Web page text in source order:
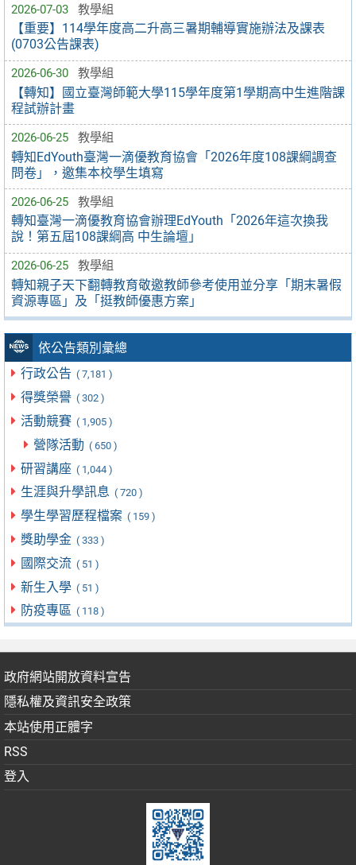
2026-07-03 教學組
【重要】114學年度高二升高三暑期輔導實施辦法及課表
(0703公告課表)
2026-06-30 教學組
【轉知】國立臺灣師範大學115學年度第1學期高中生進階課
程試辦計畫
2026-06-25 教學組
轉知EdYouth臺灣一滴優教育協會「2026年度108課綱調查
問卷」，邀集本校學生填寫
2026-06-25 教學組
轉知臺灣一滴優教育協會辦理EdYouth「2026年這次換我
說！第五屆108課綱高 中生論壇」
2026-06-25 教學組
轉知親子天下翻轉教育敬邀教師參考使用並分享「期末暑假
資源專區」及「挺教師優惠方案」
依公告類別彙總
行政公告 ( 7,181 )
得獎榮譽 ( 302 )
活動競賽 ( 1,905 )
營隊活動 ( 650 )
研習講座 ( 1,044 )
生涯與升學訊息 ( 720 )
學生學習歷程檔案 ( 159 )
獎助學金 ( 333 )
國際交流 ( 51 )
新生入學 ( 51 )
防疫專區 ( 118 )
政府網站開放資料宣告
隱私權及資訊安全政策
本站使用正體字
RSS
登入